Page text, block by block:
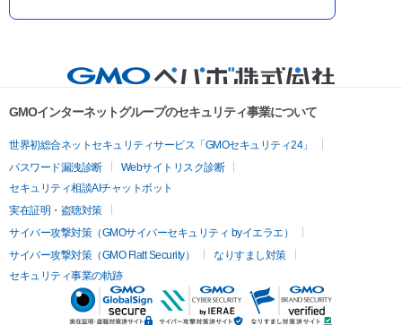
GMOインターネットグループのセキュリティ事業について
世界初総合ネットセキュリティサービス「GMOセキュリティ24」
パスワード漏洩診断
Webサイトリスク診断
セキュリティ相談AIチャットボット
実在証明・盗聴対策
サイバー攻撃対策（GMOサイバーセキュリティ byイエラエ）
サイバー攻撃対策（GMO Flatt Security）
なりすまし対策
セキュリティ事業の軌跡